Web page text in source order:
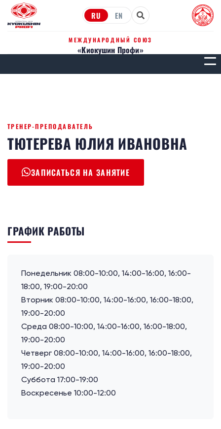
RU EN
МЕЖДУНАРОДНЫЙ СОЮЗ
«Киокушин Профи»
ТРЕНЕР-ПРЕПОДАВАТЕЛЬ
ТЮТЕРЕВА ЮЛИЯ ИВАНОВНА
ЗАПИСАТЬСЯ НА ЗАНЯТИЕ
ГРАФИК РАБОТЫ
Понедельник 08:00-10:00, 14:00-16:00, 16:00-
18:00, 19:00-20:00
Вторник 08:00-10:00, 14:00-16:00, 16:00-18:00,
19:00-20:00
Среда 08:00-10:00, 14:00-16:00, 16:00-18:00,
19:00-20:00
Четверг 08:00-10:00, 14:00-16:00, 16:00-18:00,
19:00-20:00
Суббота 17:00-19:00
Воскресенье 10:00-12:00